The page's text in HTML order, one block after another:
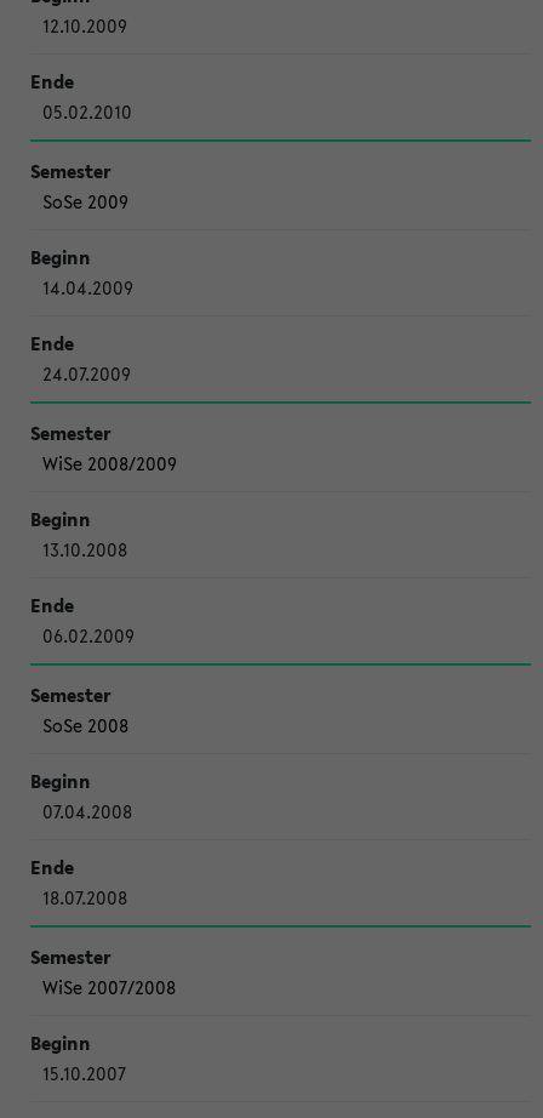
12.10.2009
05.02.2010
SoSe 2009
14.04.2009
24.07.2009
WiSe 2008/2009
13.10.2008
06.02.2009
SoSe 2008
07.04.2008
18.07.2008
WiSe 2007/2008
15.10.2007